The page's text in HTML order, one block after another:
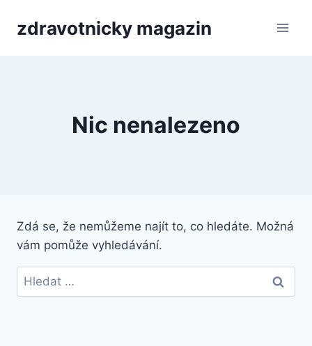
zdravotnicky magazin
Nic nenalezeno
Zdá se, že nemůžeme najít to, co hledáte. Možná
vám pomůže vyhledávání.
Vyhledávání